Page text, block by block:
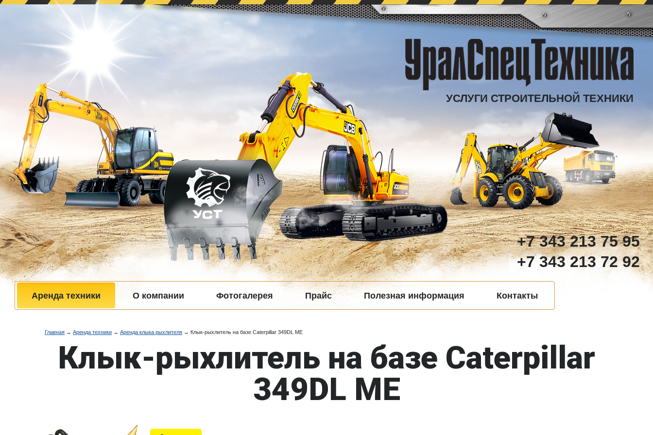
УСЛУГИ СТРОИТЕЛЬНОЙ ТЕХНИКИ
+7 343 213 75 95
+7 343 213 72 92
Аренда техники О компании Фотогалерея Прайс Полезная информация Контакты
Главная → Аренда техники → Аренда клыка рыхлителя → Клык-рыхлитель на базе Caterpillar 349DL ME
Клык-рыхлитель на базе Caterpillar
349DL ME